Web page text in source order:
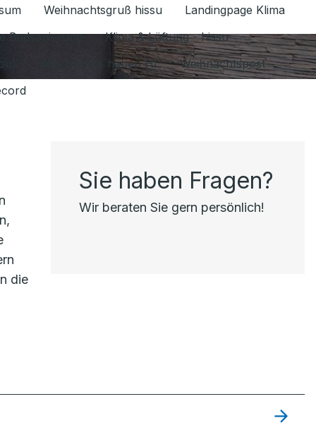
Datenschutz 1.6.2026 umschalten
Weihnachtsgruß hissu
Landingpage Klima
Badsanierung
Klima & Lüftung - hissu
Was nur wir haben HI
Weihnachtspost
die
Sie haben Fragen?
Wir beraten Sie gern persönlich!